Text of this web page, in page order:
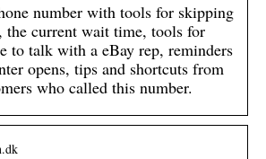
number with tools for skipping
the current wait time, tools for
to talk with a eBay rep, reminders
opens, tips and shortcuts from
who called this number.